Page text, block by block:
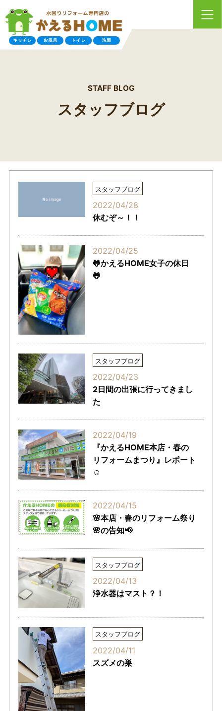
STAFF BLOG
スタッフブログ
スタッフブログ
2022/04/28
休むぞ～！！
2022/04/25
🐸かえるHOME女子の休日
🐸
スタッフブログ
2022/04/23
2日間の出張に行ってきまし
た
2022/04/19
『かえるHOME本店・春の
リフォームまつり』レポート
☺
2022/04/15
🌸本店・春のリフォーム祭り
🌸の告知📢
スタッフブログ
2022/04/13
浄水器はマスト？！
スタッフブログ
2022/04/11
スズメの巣